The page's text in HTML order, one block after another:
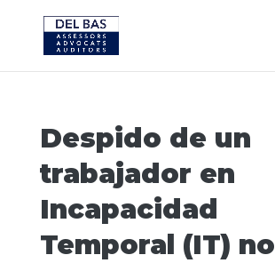
Despido de un
trabajador en
Incapacidad
Temporal (IT) no